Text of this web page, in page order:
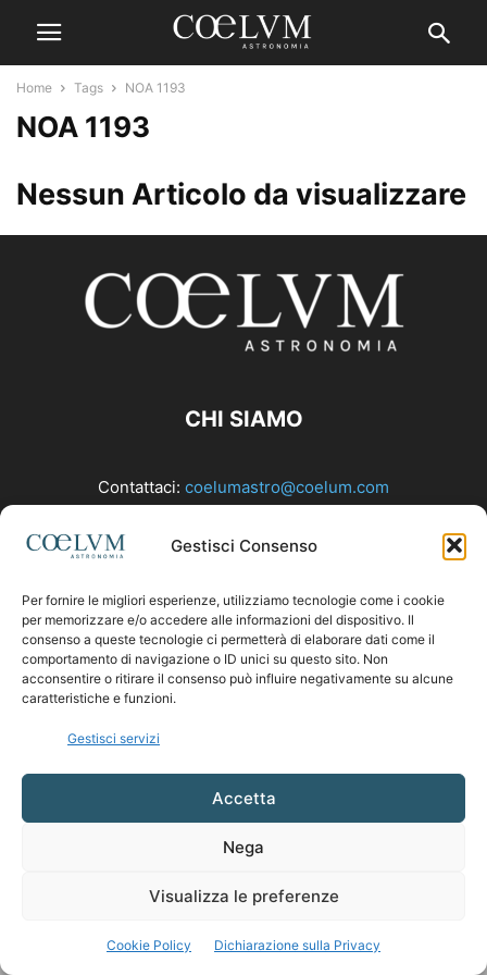
Gestisci Consenso
Per fornire le migliori esperienze, utilizziamo tecnologie come i cookie
per memorizzare e/o accedere alle informazioni del dispositivo. Il
consenso a queste tecnologie ci permetterà di elaborare dati come il
comportamento di navigazione o ID unici su questo sito. Non
acconsentire o ritirare il consenso può influire negativamente su alcune
caratteristiche e funzioni.
Gestisci servizi
Accetta
Nega
Visualizza le preferenze
Cookie Policy Dichiarazione sulla Privacy
Home Tags NOA 1193
NOA 1193
Nessun Articolo da visualizzare
CHI SIAMO
Contattaci: coelumastro@coelum.com
SEGUICI